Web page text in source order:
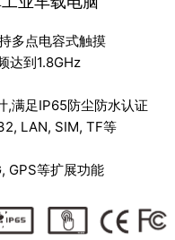
多点电容式触摸
达到1.8GHz
,满足IP65防尘防水认证
LAN, SIM, TF等
GPS等扩展功能